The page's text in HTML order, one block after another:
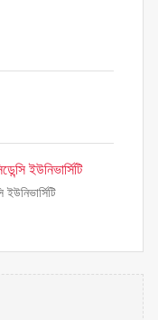
ইউনিভার্সিটি